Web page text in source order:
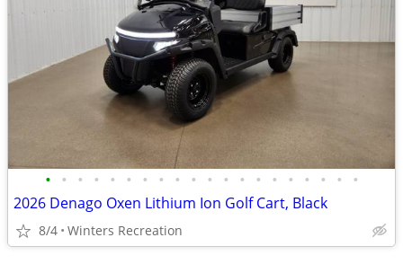
• • • • • • • • • • • • • • • • • • • •
2026 Denago Oxen Lithium Ion Golf Cart, Black
8/4 Winters Recreation